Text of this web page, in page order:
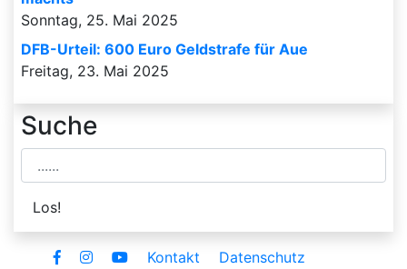
Sonntag, 25. Mai 2025
DFB-Urteil: 600 Euro Geldstrafe für Aue
Freitag, 23. Mai 2025
Suche
Kontakt
Datenschutz